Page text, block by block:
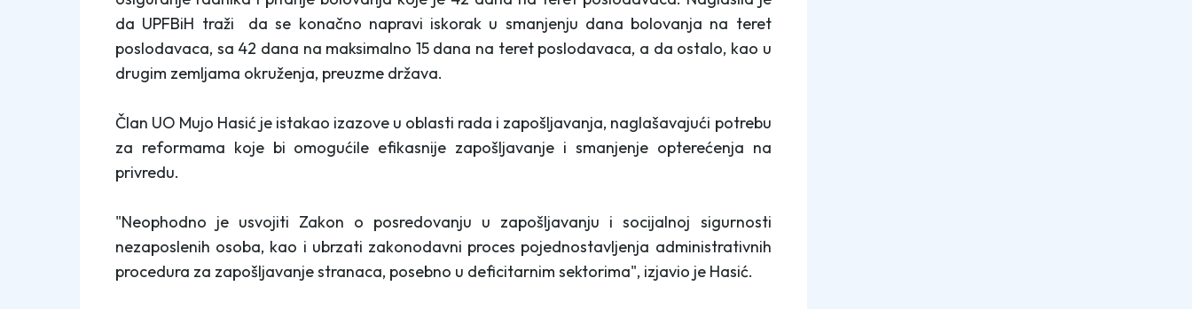
da UPFBiH traži da se konačno napravi iskorak u smanjenju dana bolovanja na teret
poslodavaca, sa 42 dana na maksimalno 15 dana na teret poslodavaca, a da ostalo, kao u
drugim zemljama okruženja, preuzme država.
Član UO Mujo Hasić je istakao izazove u oblasti rada i zapošljavanja, naglašavajući potrebu
za reformama koje bi omogućile efikasnije zapošljavanje i smanjenje opterećenja na
privredu.
"Neophodno je usvojiti Zakon o posredovanju u zapošljavanju i socijalnoj sigurnosti
nezaposlenih osoba, kao i ubrzati zakonodavni proces pojednostavljenja administrativnih
procedura za zapošljavanje stranaca, posebno u deficitarnim sektorima", izjavio je Hasić.